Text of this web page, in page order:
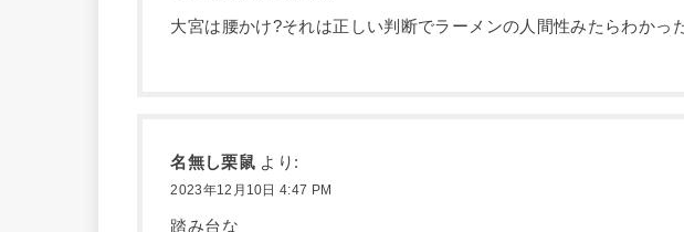
大宮は腰かけ?それは正しい判断でラーメンの人間性みたらわかっ
名無し栗鼠 より:
2023年12月10日 4:47 PM
踏み台な